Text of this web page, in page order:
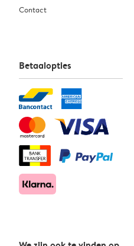
Contact
Betaalopties